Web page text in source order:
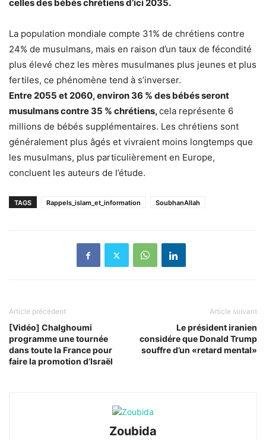
celles des bébés chrétiens d’ici 2035.
La population mondiale compte 31% de chrétiens contre
24% de musulmans, mais en raison d’un taux de fécondité
plus élevé chez les mères musulmanes plus jeunes et plus
fertiles, ce phénomène tend à s’inverser.
Entre 2055 et 2060, environ 36 % des bébés seront
musulmans contre 35 % chrétiens,cela représente 6
millions de bébés supplémentaires. Les chrétiens sont
généralement plus âgés et vivraient moins longtemps que
les musulmans, plus particulièrement en Europe,
concluent les auteurs de l’étude.
TAGS Rappels_islam_et_information SoubhanAllah
Article précédent
[Vidéo] Chalghoumi
programme une tournée
dans toute la France pour
faire la promotion d’Israël
Article suivant
Le président iranien
considére que Donald Trump
souffre d’un «retard mental»
Zoubida